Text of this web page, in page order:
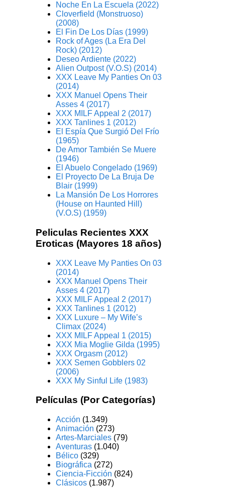
Noche En La Escuela (2022)
Cloverfield (Monstruoso)
(2008)
El Fin De Los Días (1999)
Rock of Ages (La Era Del
Rock) (2012)
Deseo Ardiente (2022)
Alien Outpost (V.O.S) (2014)
XXX Leave My Panties On 03
(2014)
XXX Manuel Opens Their
Asses 4 (2017)
XXX MILF Appeal 2 (2017)
XXX Tanlines 1 (2012)
El Espía Que Surgió Del Frío
(1965)
De Amor También Se Muere
(1946)
El Abuelo Congelado (1969)
El Proyecto De La Bruja De
Blair (1999)
La Mansión De Los Horrores
(House on Haunted Hill)
(V.O.S) (1959)
Peliculas Recientes XXX
Eroticas (Mayores 18 años)
XXX Leave My Panties On 03
(2014)
XXX Manuel Opens Their
Asses 4 (2017)
XXX MILF Appeal 2 (2017)
XXX Tanlines 1 (2012)
XXX Luxure – My Wife’s
Climax (2024)
XXX MILF Appeal 1 (2015)
XXX Mia Moglie Gilda (1995)
XXX Orgasm (2012)
XXX Semen Gobblers 02
(2006)
XXX My Sinful Life (1983)
Películas (Por Categorías)
Acción (1.349)
Animación (273)
Artes-Marciales (79)
Aventuras (1.040)
Bélico (329)
Biográfica (272)
Ciencia-Ficción (824)
Clásicos (1.987)